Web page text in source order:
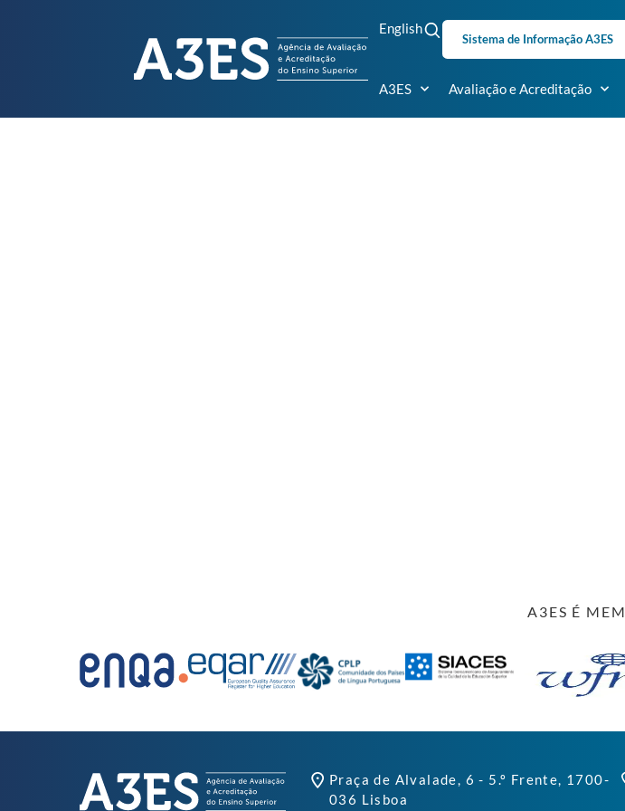
English
Sistema de Informação A3ES
A3ES Avaliação e Acreditação
A3ES É
Praça de Alvalade, 6 - 5.º Frente, 1700-
036 Lisboa